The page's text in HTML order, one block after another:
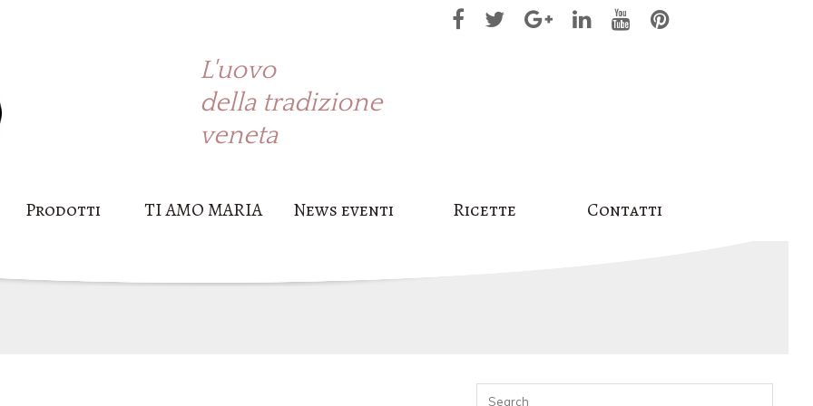
L'uovo
della tradizione
veneta
Prodotti TI AMO MARIA News eventi Ricette Contatti